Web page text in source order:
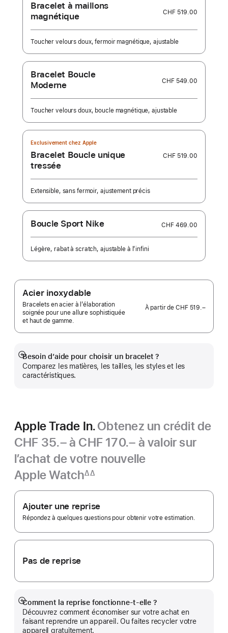
Bracelet à maillons
magnétique
CHF 519.00
Toucher velours doux, fermoir magnétique, ajustable
Bracelet Boucle
Moderne
CHF 549.00
Toucher velours doux, boucle magnétique, ajustable
Exclusivement chez Apple
Bracelet Boucle unique
tressée
CHF 519.00
Extensible, sans fermoir, ajustement précis
Boucle Sport Nike CHF 469.00
Légère, rabat à scratch, ajustable à l’infini
Acier inoxydable
Bracelets en acier à l’élaboration
soignée pour une allure sophistiquée
et haut de gamme.
À partir deCHF 519.–
Besoin d’aide pour choisir un bracelet ?
Comparez les matières, les tailles, les styles et les
caractéristiques.
Afficher
plus
Apple Trade In.Obtenez un crédit de
CHF 35.– à CHF 170.– à valoir sur
l’achat de votre nouvelle
Apple Watch
Note
de
de
page
∆∆
Apple
Trade In.
Ajouter une reprise
Répondez à quelques questions pour obtenir votre estimation.
Pas de reprise
Comment la reprise fonctionne-t-elle ?
Découvrez comment économiser sur votre achat en
faisant reprendre un appareil. Ou faites recycler votre
appareil gratuitement.
Afficher
plus